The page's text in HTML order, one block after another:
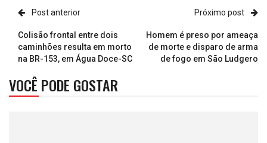
Post anterior
Colisão frontal entre dois
caminhões resulta em morto
na BR-153, em Água Doce-SC
Próximo post
Homem é preso por ameaça
de morte e disparo de arma
de fogo em São Ludgero
VOCÊ PODE GOSTAR